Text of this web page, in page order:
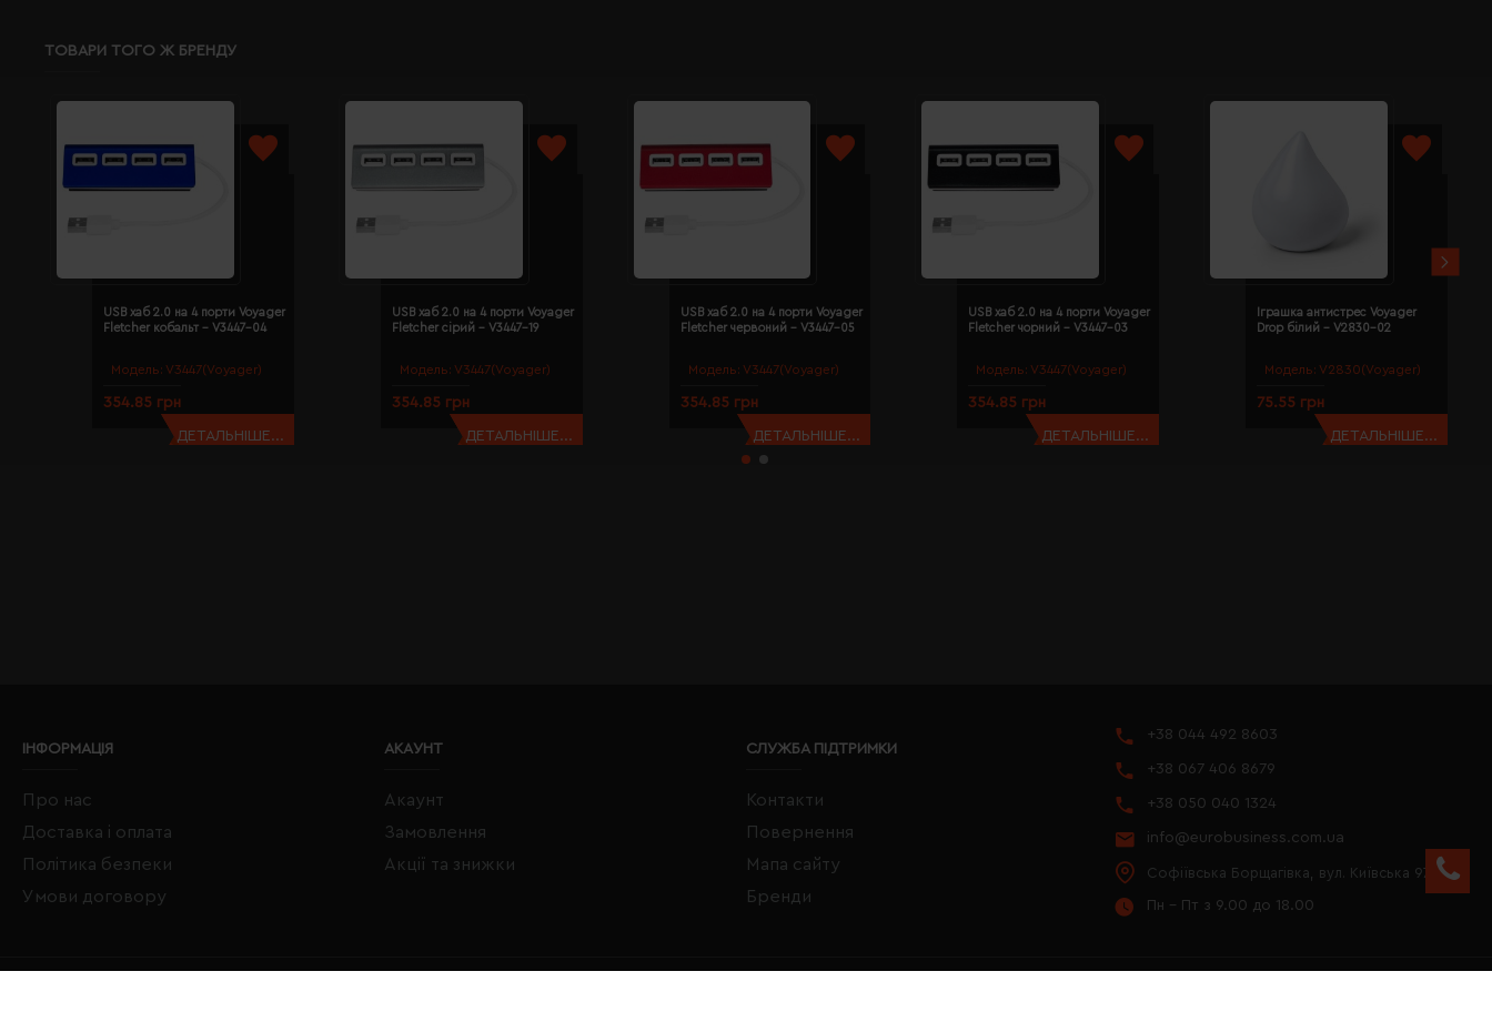
ТОВАРИ ТОГО Ж БРЕНДУ
Модель: V3447(Voyager)
USB хаб 2.0 на 4 порти Voyager
Fletcher кобальт - V3447-04
354.85 грн
ДЕТАЛЬНІШЕ...
Модель: V3447(Voyager)
USB хаб 2.0 на 4 порти Voyager
Fletcher сірий - V3447-19
354.85 грн
ДЕТАЛЬНІШЕ...
Модель: V3447(Voyager)
USB хаб 2.0 на 4 порти Voyager
Fletcher червоний - V3447-05
354.85 грн
ДЕТАЛЬНІШЕ...
Модель: V3447(Voyager)
USB хаб 2.0 на 4 порти Voyager
Fletcher чорний - V3447-03
354.85 грн
ДЕТАЛЬНІШЕ...
Модель: V2830(Voyager)
Іграшка антистрес Voyager
Drop білий - V2830-02
75.55 грн
ДЕТАЛЬНІШЕ...
ІНФОРМАЦІЯ
Про нас
Доставка і оплата
Політика безпеки
Умови договору
АКАУНТ
Акаунт
Замовлення
Акції та знижки
СЛУЖБА ПІДТРИМКИ
Контакти
Повернення
Мапа сайту
Бренди
+38 044 492 8603
+38 067 406 8679
+38 050 040 1324
info@eurobusiness.com.ua
Софіївська Борщагівка, вул. Київська 97
Пн - Пт з 9.00 до 18.00